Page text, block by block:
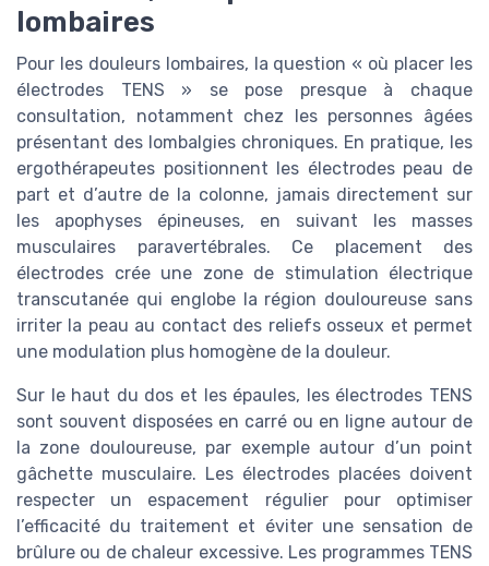
lombaires
Pour les douleurs lombaires, la question « où placer les
électrodes TENS » se pose presque à chaque
consultation, notamment chez les personnes âgées
présentant des lombalgies chroniques. En pratique, les
ergothérapeutes positionnent les électrodes peau de
part et d’autre de la colonne, jamais directement sur
les apophyses épineuses, en suivant les masses
musculaires paravertébrales. Ce placement des
électrodes crée une zone de stimulation électrique
transcutanée qui englobe la région douloureuse sans
irriter la peau au contact des reliefs osseux et permet
une modulation plus homogène de la douleur.
Sur le haut du dos et les épaules, les électrodes TENS
sont souvent disposées en carré ou en ligne autour de
la zone douloureuse, par exemple autour d’un point
gâchette musculaire. Les électrodes placées doivent
respecter un espacement régulier pour optimiser
l’efficacité du traitement et éviter une sensation de
brûlure ou de chaleur excessive. Les programmes TENS